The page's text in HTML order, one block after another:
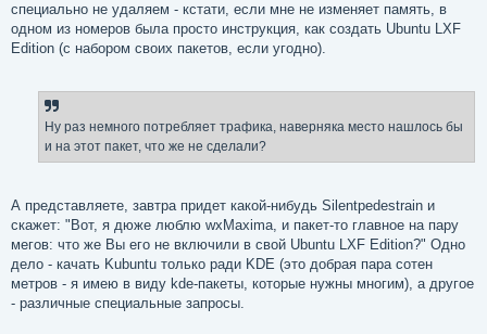
специально не удаляем - кстати, если мне не изменяет память, в
одном из номеров была просто инструкция, как создать Ubuntu LXF
Edition (с набором своих пакетов, если угодно).
Ну раз немного потребляет трафика, наверняка место нашлось бы
и на этот пакет, что же не сделали?
А представляете, завтра придет какой-нибудь Silentpedestrain и
скажет: "Вот, я дюже люблю wxMaxima, и пакет-то главное на пару
мегов: что же Вы его не включили в свой Ubuntu LXF Edition?" Одно
дело - качать Kubuntu только ради KDE (это добрая пара сотен
метров - я имею в виду kde-пакеты, которые нужны многим), а другое
- различные специальные запросы.